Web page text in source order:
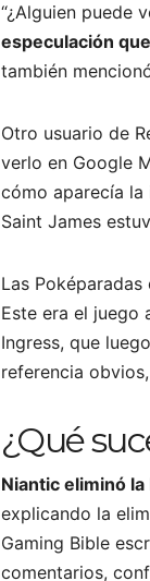
“¿Alguien puede
especulación
también
Otro usuario de
verlo en Google
cómo aparecía la
Saint James
Las
Este era el juego
Ingress, que
referencia
¿Qué
Niantic eliminó
explicando la
Gaming Bible
comentarios,